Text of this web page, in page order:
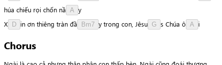
húa chiếu rọi chốn nầ A y
X
D in ơn thiêng tràn đầ Bm7 y trong con, Jêsu G s Chúa ô A i
Chorus